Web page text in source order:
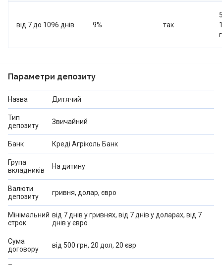
додатки для приватних осіб:
ФГВФО, Опендатабот, YouControl.
від 7 до 1096 днів 9% так
Параметри депозиту
Назва Дитячий
Тип
депозиту
Звичайний
Банк Креді Агріколь Банк
Група
вкладників
На дитину
Валюти
депозиту
гривня, долар, євро
Мінімальний
строк
від 7 днів у гривнях, від 7 днів у доларах, від 7
днів у євро
Сума
договору
від 500 грн, 20 дол, 20 євр